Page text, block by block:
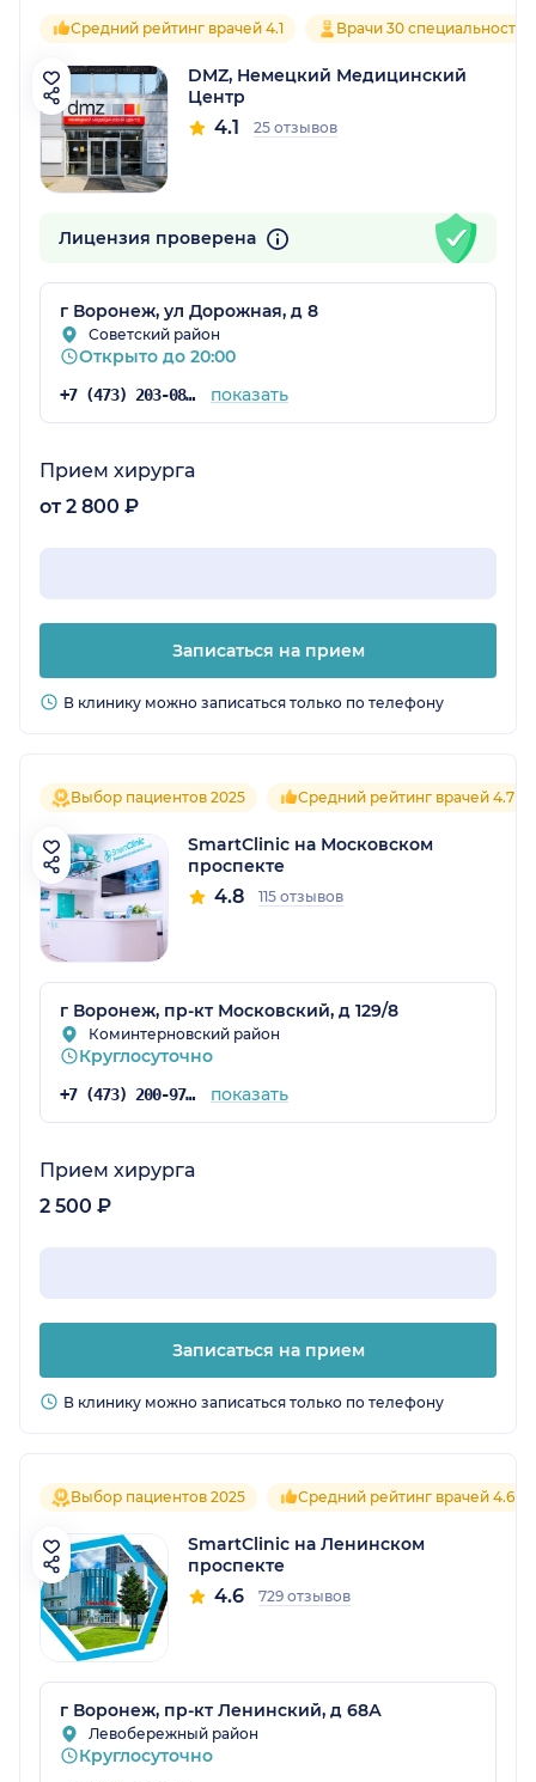
Средний рейтинг врачей 4.1 Врачи 30 специальностей
DMZ, Немецкий Медицинский
Центр
4.1 25 отзывов
Лицензия проверена
г Воронеж, ул Дорожная, д 8
Советский район
Открыто до 20:00
+7 (473) 203-08-47 показать
Прием хирурга
от 2 800 ₽
Записаться на прием
В клинику можно записаться только по телефону
Выбор пациентов 2025 Средний рейтинг врачей 4.7
SmartClinic на Московском
проспекте
4.8 115 отзывов
г Воронеж, пр-кт Московский, д 129/8
Коминтерновский район
Круглосуточно
+7 (473) 200-97-34 показать
Прием хирурга
2 500 ₽
Записаться на прием
В клинику можно записаться только по телефону
Выбор пациентов 2025 Средний рейтинг врачей 4.6
SmartClinic на Ленинском
проспекте
4.6 729 отзывов
г Воронеж, пр-кт Ленинский, д 68А
Левобережный район
Круглосуточно